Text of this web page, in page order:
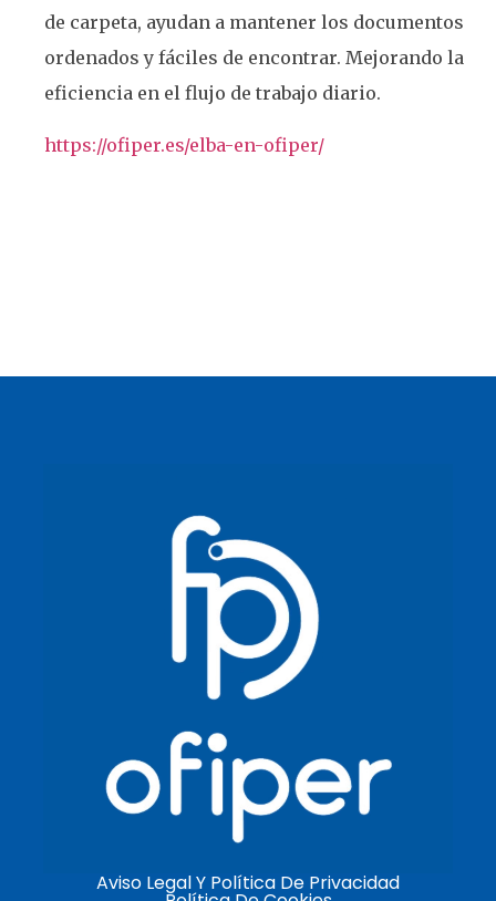
de carpeta, ayudan a mantener los documentos
ordenados y fáciles de encontrar. Mejorando la
eficiencia en el flujo de trabajo diario.
https://ofiper.es/elba-en-ofiper/
Aviso Legal Y Política De Privacidad